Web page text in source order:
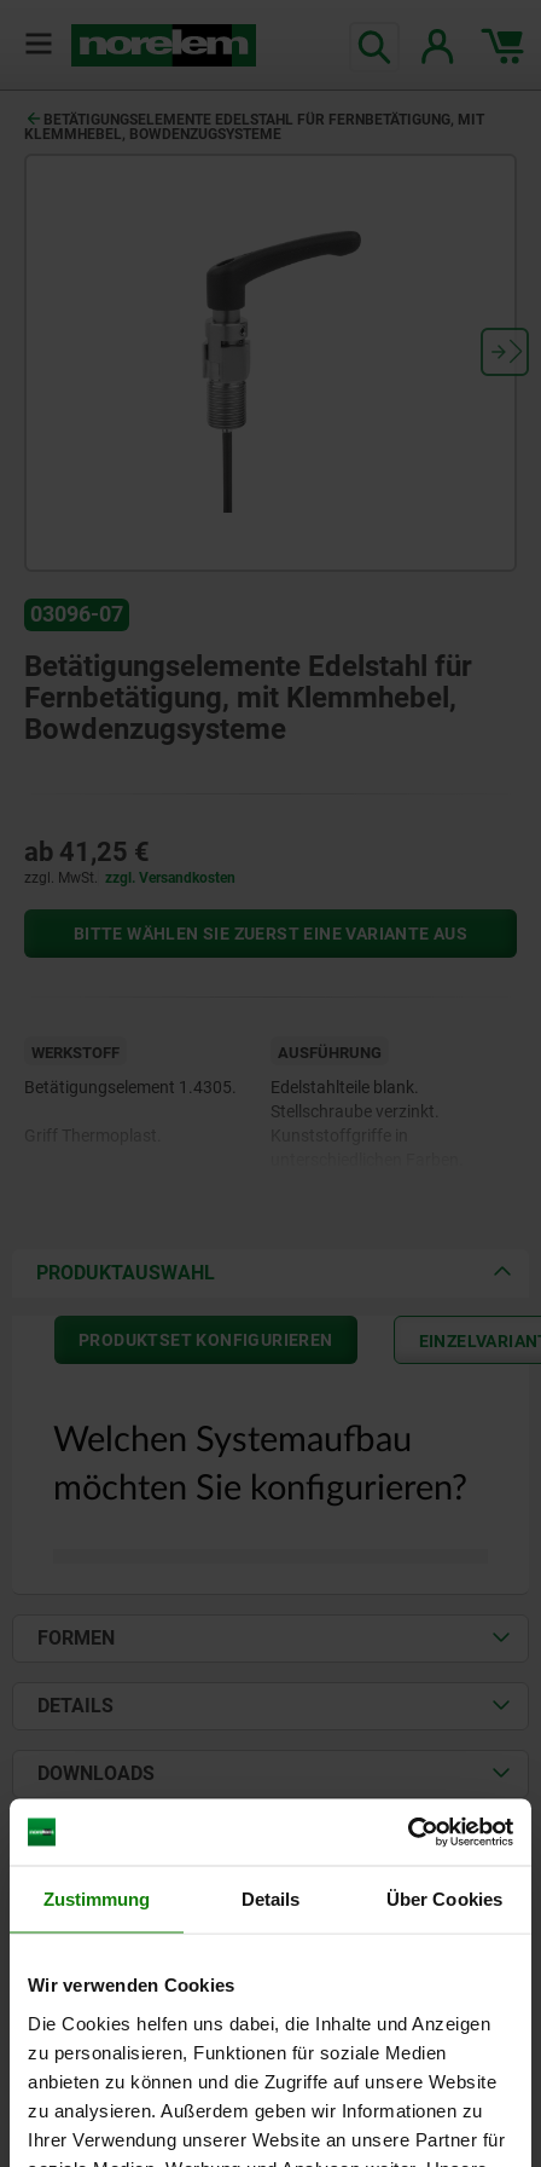
Zustimmung Details Über Cookies
Wir verwenden Cookies
Die Cookies helfen uns dabei, die Inhalte und Anzeigen
zu personalisieren, Funktionen für soziale Medien
anbieten zu können und die Zugriffe auf unsere Website
zu analysieren. Außerdem geben wir Informationen zu
Ihrer Verwendung unserer Website an unsere Partner für
BETÄTIGUNGSELEMENTE EDELSTAHL FÜR FERNBETÄTIGUNG, MIT
KLEMMHEBEL, BOWDENZUGSYSTEME
03096-07
Betätigungselemente Edelstahl für
Fernbetätigung, mit Klemmhebel,
Bowdenzugsysteme
ab 41,25 €
zzgl. MwSt. zzgl. Versandkosten
BITTE WÄHLEN SIE ZUERST EINE VARIANTE AUS
WERKSTOFF
Betätigungselement 1.4305.
AUSFÜHRUNG
Edelstahlteile blank.
Stellschraube verzinkt.
PRODUKTAUSWAHL
PRODUKTSET KONFIGURIEREN
FORMEN
DETAILS
DOWNLOADS
Andere Kunden kauften auch
03092
Arretierbolzen Stahl oder Edelstahl, mit Edelstahl-